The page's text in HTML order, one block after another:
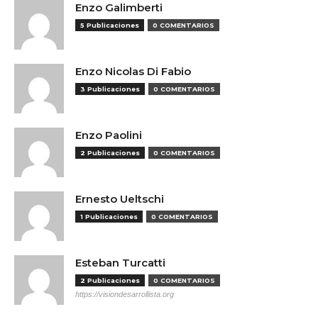
Enzo Galimberti
5 Publicaciones 0 COMENTARIOS
Enzo Nicolas Di Fabio
3 Publicaciones 0 COMENTARIOS
Enzo Paolini
2 Publicaciones 0 COMENTARIOS
Ernesto Ueltschi
1 Publicaciones 0 COMENTARIOS
Esteban Turcatti
2 Publicaciones 0 COMENTARIOS
https://visiondesarrollista.org